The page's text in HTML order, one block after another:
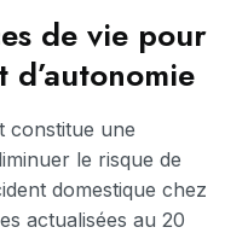
de vie pour
constitue une
le risque de
domestique chez
actualisées au 20